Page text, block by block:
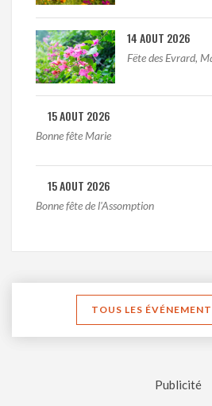
14 AOUT 2026
Fëte des Evrard,
15 AOUT 2026
Bonne fête Marie
15 AOUT 2026
Bonne fête de l'Assomption
TOUS LES
Publicité